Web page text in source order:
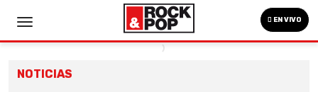
EN VIVO
NOTICIAS